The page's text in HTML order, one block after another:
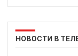
НОВОСТИ В